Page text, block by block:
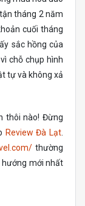
tháng 2 năm
cuối tháng
sắc hồng của
chỗ chụp hình
tự và không xả
thôi nào! Đừng
Review Đà Lạt
thường
hướng mới nhất